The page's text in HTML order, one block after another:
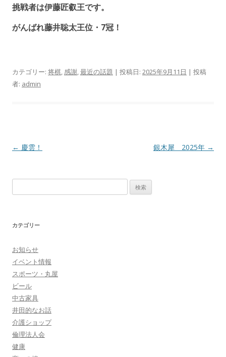
挑戦者は伊藤匠叡王です。
がんばれ藤井聡太王位・7冠！
カテゴリー: 将棋, 感謝,最近の話題 | 投稿日: 2025年9月11日 | 投稿
者: admin
投
ョ
ン
← 慶雲！ 銀木犀 2025年 →
索
カテゴリー
お知らせ
イベント情報
スポーツ・丸屋
ビール
中古家具
井田的なお話
介護ショップ
倫理法人会
健康